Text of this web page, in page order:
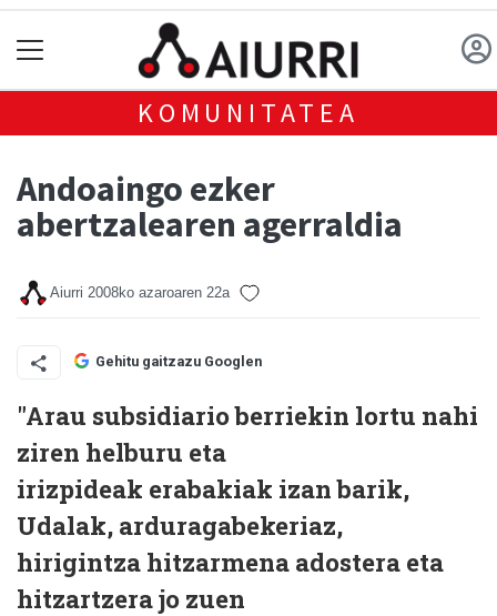
KOMUNITATEA
Andoaingo ezker
abertzalearen agerraldia
Aiurri 2008ko azaroaren 22a
Gehitu gaitzazu Googlen
"Arau subsidiario berriekin lortu nahi
ziren helburu eta
irizpideak erabakiak izan barik,
Udalak, arduragabekeriaz,
hirigintza hitzarmena adostera eta
hitzartzera jo zuen